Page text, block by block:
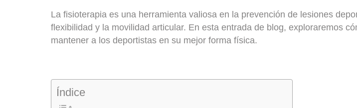
La fisioterapia es una herramienta valiosa en la prevención de lesiones
flexibilidad y la movilidad articular. En esta entrada de blog, exploraremos
mantener a los deportistas en su mejor forma física.
Índice